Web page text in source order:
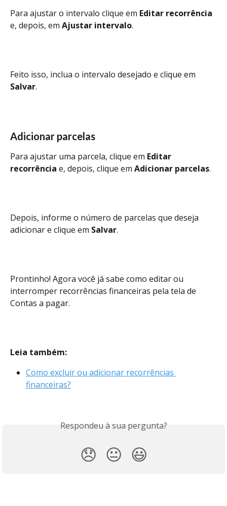
Para ajustar o intervalo clique em Editar recorrência
e, depois, em Ajustar intervalo.
Feito isso, inclua o intervalo desejado e clique em
Salvar.
Adicionar parcelas
Para ajustar uma parcela, clique em Editar
recorrência e, depois, clique em Adicionar parcelas.
Depois, informe o número de parcelas que deseja
adicionar e clique em Salvar.
Prontinho! Agora você já sabe como editar ou
interromper recorrências financeiras pela tela de
Contas a pagar.
Leia também:
Como excluir ou adicionar recorrências
financeiras?
Respondeu à sua pergunta?
😞 😐 😃